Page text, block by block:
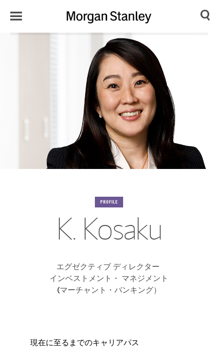
Morgan
Stanley
Japan
PROFILE
K. Kosaku
エグゼクティブ ディレクター
インベストメント・ マネジメント
(マーチャント・ バンキング）
現在に至るまでのキャリアパス